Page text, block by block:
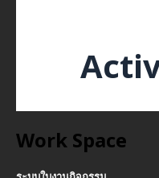
Work Space